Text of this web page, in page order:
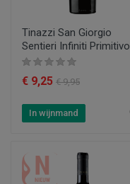
Tinazzi San Giorgio
Sentieri Infiniti Primitivo
€ 9,25 € 9,95
In wijnmand